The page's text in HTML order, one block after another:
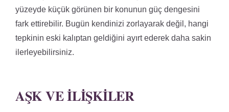
yüzeyde küçük görünen bir konunun güç dengesini
fark ettirebilir. Bugün kendinizi zorlayarak değil, hangi
tepkinin eski kalıptan geldiğini ayırt ederek daha sakin
ilerleyebilirsiniz.
AŞK VE İLIŞKILER